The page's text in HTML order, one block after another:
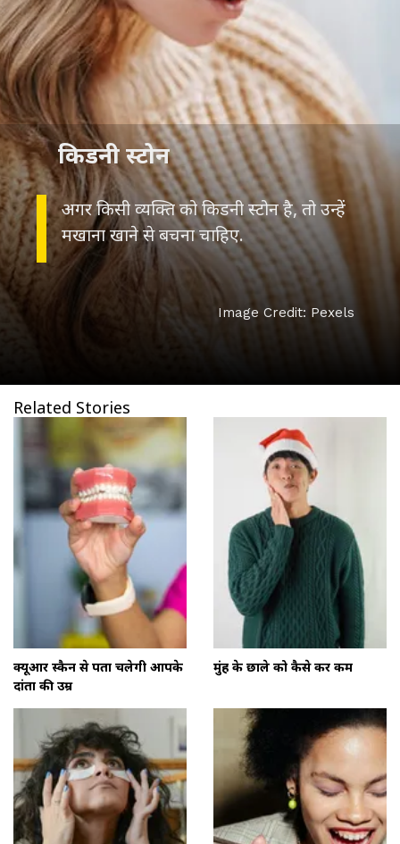
अगर किसी व्यक्ति को किडनी स्टोन है, तो उन्हें
मखाना खाने से बचना चाहिए.
किडनी स्टोन
Image Credit: Pexels
Related Stories
क्यूआर स्कैन से पता चलेगी आपके
दांतों की उम्र
मुंह के छाले को कैसे करें कम